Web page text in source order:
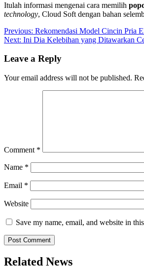
Itulah informasi mengenai cara memilih
technology, Cloud Soft dengan bahan
Post
navigation
Previous: Rekomendasi Model Cincin Pria
Next: Ini Dia Kelebihan yang Ditawarkan
Leave a Reply
Your email address will not be published.
Comment *
Name *
Email *
Website
Save my name, email, and website in
Related News